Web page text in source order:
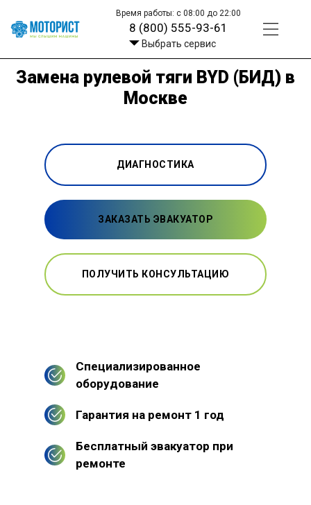
Время работы: с 08:00 до 22:00
8 (800) 555-93-61
Выбрать сервис
Замена рулевой тяги BYD (БИД) в
Москве
ДИАГНОСТИКА
ЗАКАЗАТЬ ЭВАКУАТОР
ПОЛУЧИТЬ КОНСУЛЬТАЦИЮ
Специализированное
оборудование
Гарантия на ремонт 1 год
Бесплатный эвакуатор при
ремонте